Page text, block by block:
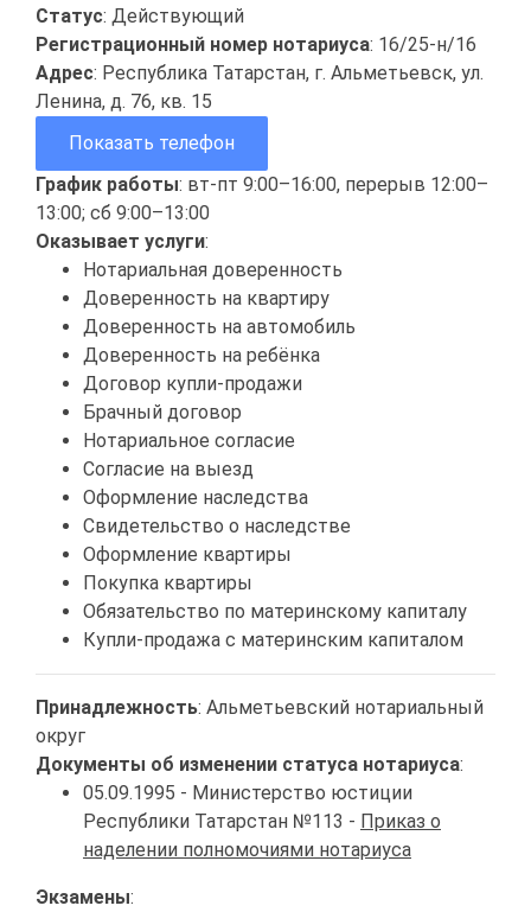
Статус: Действующий
Регистрационный номер нотариуса: 16/25-н/16
Адрес: Республика Татарстан, г. Альметьевск, ул.
Ленина, д. 76, кв. 15
Показать телефон
График работы: вт-пт 9:00–16:00, перерыв 12:00–
13:00; сб 9:00–13:00
Оказывает услуги:
Нотариальная доверенность
Доверенность на квартиру
Доверенность на автомобиль
Доверенность на ребёнка
Договор купли-продажи
Брачный договор
Нотариальное согласие
Согласие на выезд
Оформление наследства
Свидетельство о наследстве
Оформление квартиры
Покупка квартиры
Обязательство по материнскому капиталу
Купли-продажа с материнским капиталом
Принадлежность: Альметьевский нотариальный
округ
Документы об изменении статуса нотариуса:
05.09.1995 - Министерство юстиции
Республики Татарстан №113 - Приказ о
наделении полномочиями нотариуса
Экзамены: